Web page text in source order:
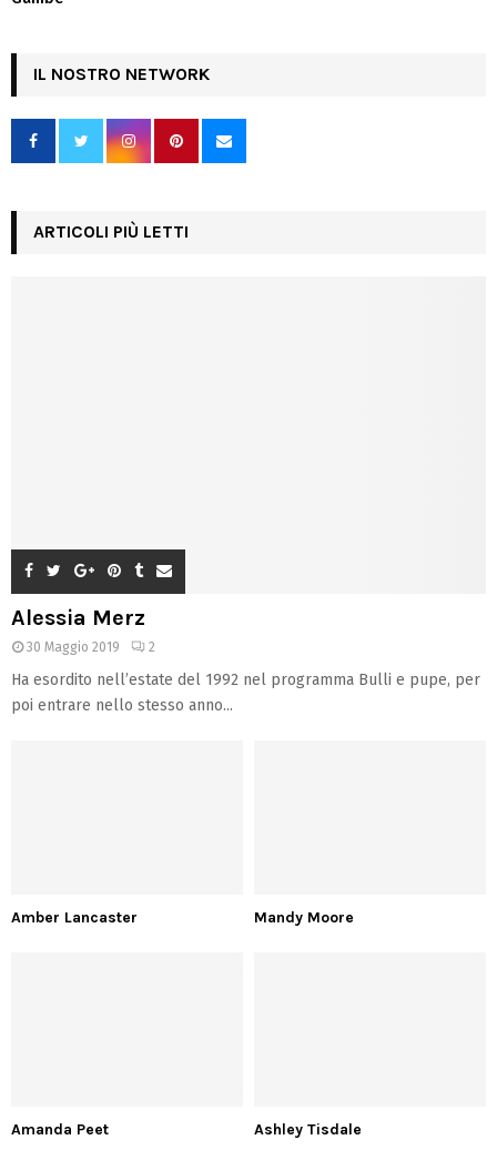
IL NOSTRO NETWORK
ARTICOLI PIÙ LETTI
Alessia Merz
30 Maggio 2019 2
Ha esordito nell’estate del 1992 nel programma Bulli e pupe, per
poi entrare nello stesso anno...
Amber Lancaster Mandy Moore
Amanda Peet Ashley Tisdale